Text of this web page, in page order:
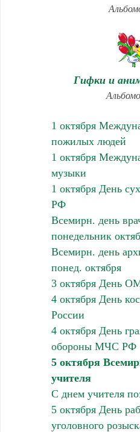
Гифки и
1 октября
пожилых людей
1 октября
музыки
1 октября День
РФ
Всемирн. день
понедельник
Всемирн. день
понед. октября
3 октября День
4 октября День
России
4 октября День
обороны МЧС РФ
5 октября
учителя
С днем учителя
5 октября День
уголовного